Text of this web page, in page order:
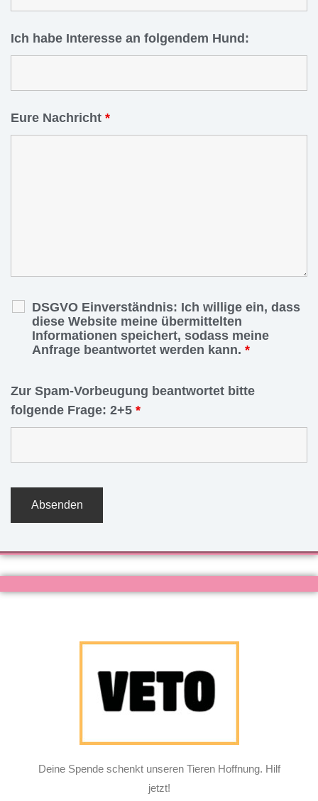
Ich habe Interesse an folgendem Hund:
Eure Nachricht *
DSGVO Einverständnis: Ich willige ein, dass
diese Website meine übermittelten
Informationen speichert, sodass meine
Anfrage beantwortet werden kann. *
Zur Spam-Vorbeugung beantwortet bitte
folgende Frage: 2+5 *
Deine Spende schenkt unseren Tieren Hoffnung. Hilf
jetzt!